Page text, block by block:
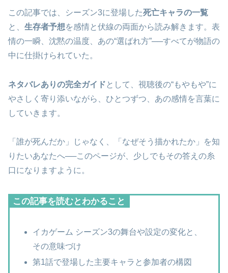
この記事では、シーズン3に登場した死亡キャラの一覧
と、 生存者予想を感情と伏線の両面から読み解きます。表
情の一瞬、沈黙の温度、あの“選ばれ方”──すべてが物語の
中に仕掛けられていた。
ネタバレありの完全ガイド として、視聴後の“もやもや”に
やさしく寄り添いながら、ひとつずつ、あの感情を言葉に
していきます。
「誰が死んだか」じゃなく、「なぜそう描かれたか」を知
りたいあなたへ──このページが、少しでもその答えの糸
口になりますように。
この記事を読むとわかること
イカゲーム シーズン3の舞台や設定の変化と、
その意味づけ
第1話で登場した主要キャラと参加者の構図